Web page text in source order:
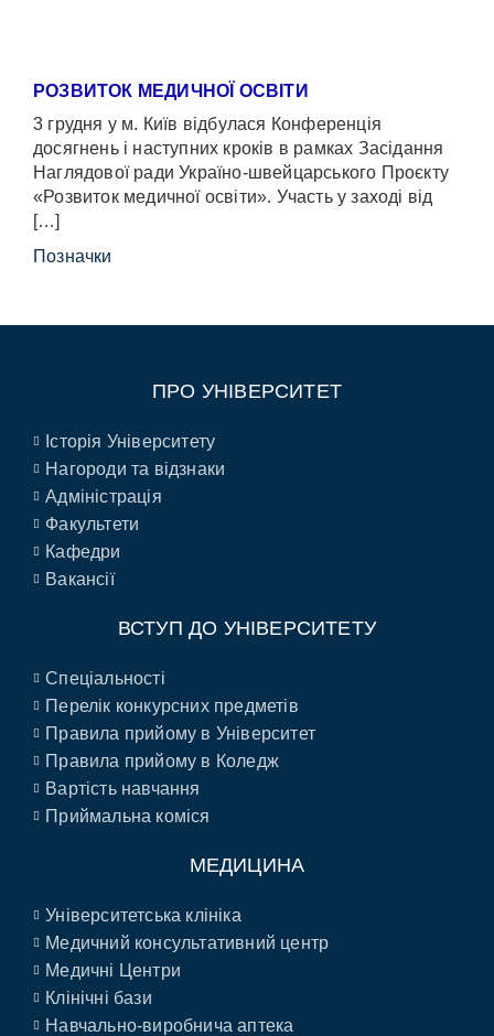
РОЗВИТОК МЕДИЧНОЇ ОСВІТИ
3 грудня у м. Київ відбулася Конференція
досягнень і наступних кроків в рамках Засідання
Наглядової ради Україно-швейцарського Проєкту
«Розвиток медичної освіти». Участь у заході від
[…]
Позначки
ПРО УНІВЕРСИТЕТ
Історія Університету
Нагороди та відзнаки
Адміністрація
Факультети
Кафедри
Вакансії
ВСТУП ДО УНІВЕРСИТЕТУ
Спеціальності
Перелік конкурсних предметів
Правила прийому в Університет
Правила прийому в Коледж
Вартість навчання
Приймальна коміся
МЕДИЦИНА
Університетська клініка
Медичний консультативний центр
Медичні Центри
Клінічні бази
Навчально-виробнича аптека